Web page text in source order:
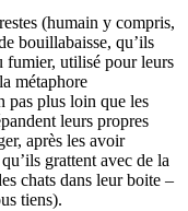
(humain y compris,
bouillabaisse, qu’ils
fumier, utilisé pour leurs
métaphore
pas plus loin que les
leurs propres
après les avoir
grattent avec de la
chats dans leur boite –
tiens).